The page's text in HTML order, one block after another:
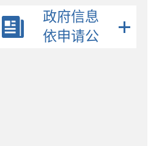
政府信息
依申请公